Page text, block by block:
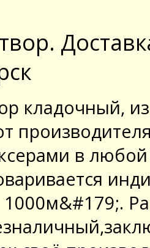
кладочный,
в